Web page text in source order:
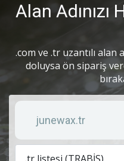
Alan Adınızı
.com ve .tr uzantılı alan
doluysa ön sipariş
Anahtar kelime